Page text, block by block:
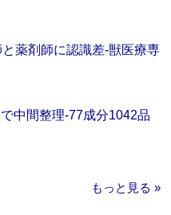
薬剤師に認識差‐獣医療専
中間整理‐77成分1042品
もっと見る »